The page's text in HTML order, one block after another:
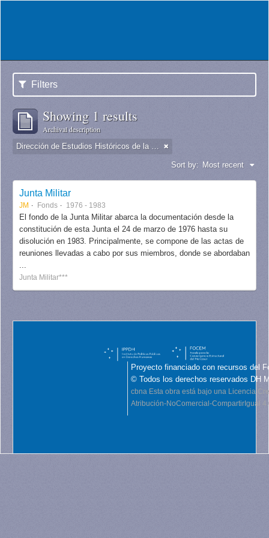
Filters
Showing 1 results
Archival description
Dirección de Estudios Históricos de la Fuerza Aérea
Sort by: Most recent
Junta Militar
JM Fonds 1976 - 1983
El fondo de la Junta Militar abarca la documentación desde la
constitución de esta Junta el 24 de marzo de 1976 hasta su
disolución en 1983. Principalmente, se compone de las actas de
reuniones llevadas a cabo por sus miembros, donde se abordaban
...
Junta Militar***
Proyecto financiado con recursos del
© Todos los derechos reservados DH
cbna Esta obra está bajo una Licencia
Atribución-NoComercial-CompartirIgual